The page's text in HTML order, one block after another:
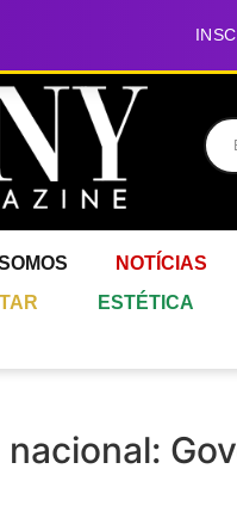
NOTÍCIAS
ESTÉTICA